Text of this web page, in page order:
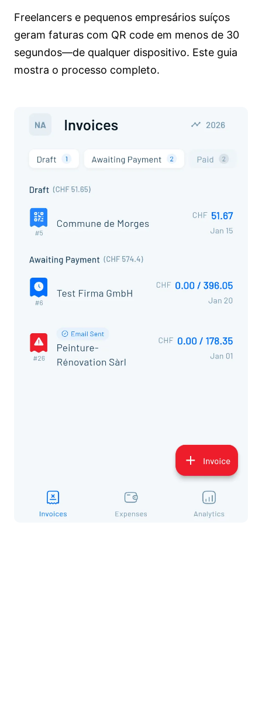
Freelancers e pequenos empresários suíços
geram faturas com QR code em menos de 30
segundos—de qualquer dispositivo. Este guia
mostra o processo completo.